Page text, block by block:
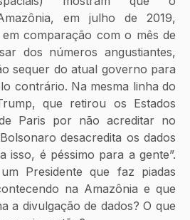
em julho de 2019,
comparação com o mês de
dos números angustiantes,
sequer do atual governo para
contrário. Na mesma linha do
que retirou os Estados
Paris por não acreditar no
desacredita os dados
isso, é péssimo para a gente”.
Presidente que faz piadas
na Amazônia e que
a divulgação de dados? O que